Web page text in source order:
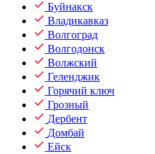
Буйнакск
Владикавказ
Волгоград
Волгодонск
Волжский
Геленджик
Горячий ключ
Грозный
Дербент
Домбай
Ейск